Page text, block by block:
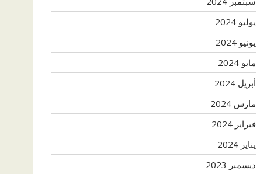
يوليو 2024
يونيو 2024
مايو 2024
أبريل 2024
مارس 2024
فبراير 2024
يناير 2024
ديسمبر 2023